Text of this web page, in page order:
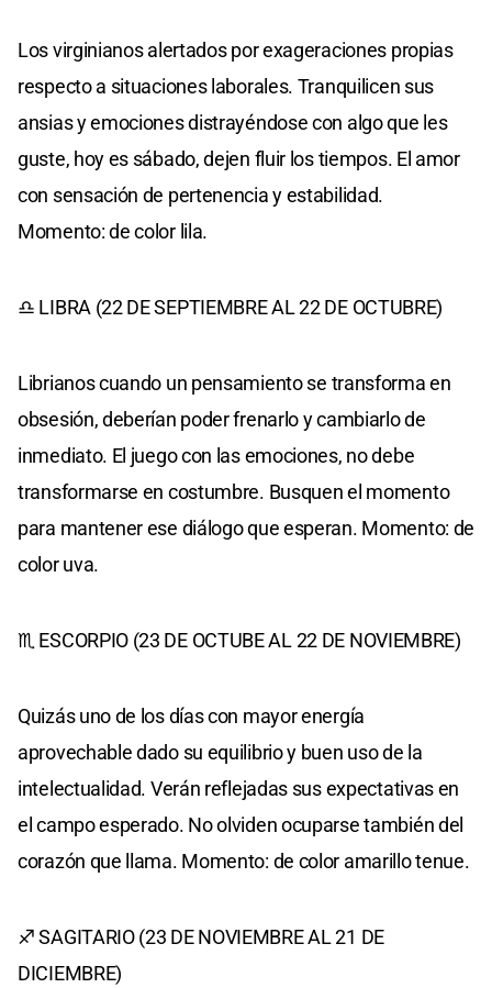
Los virginianos alertados por exageraciones propias
respecto a situaciones laborales. Tranquilicen sus
ansias y emociones distrayéndose con algo que les
guste, hoy es sábado, dejen fluir los tiempos. El amor
con sensación de pertenencia y estabilidad.
Momento: de color lila.
♎ LIBRA (22 DE SEPTIEMBRE AL 22 DE OCTUBRE)
Librianos cuando un pensamiento se transforma en
obsesión, deberían poder frenarlo y cambiarlo de
inmediato. El juego con las emociones, no debe
transformarse en costumbre. Busquen el momento
para mantener ese diálogo que esperan. Momento: de
color uva.
♏ ESCORPIO (23 DE OCTUBE AL 22 DE NOVIEMBRE)
Quizás uno de los días con mayor energía
aprovechable dado su equilibrio y buen uso de la
intelectualidad. Verán reflejadas sus expectativas en
el campo esperado. No olviden ocuparse también del
corazón que llama. Momento: de color amarillo tenue.
♐ SAGITARIO (23 DE NOVIEMBRE AL 21 DE
DICIEMBRE)